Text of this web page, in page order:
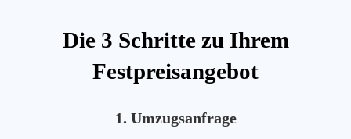
Die 3 Schritte zu Ihrem
Festpreisangebot
1. Umzugsanfrage